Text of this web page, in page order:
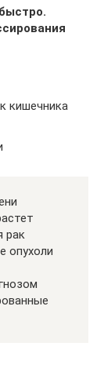
кишечника
рак
опухоли